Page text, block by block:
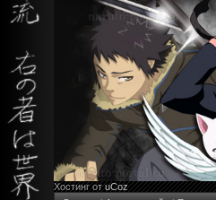
Хостинг отuCoz